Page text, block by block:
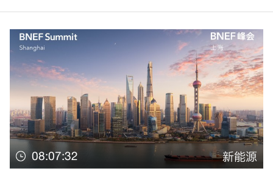
08:07:32 新能源